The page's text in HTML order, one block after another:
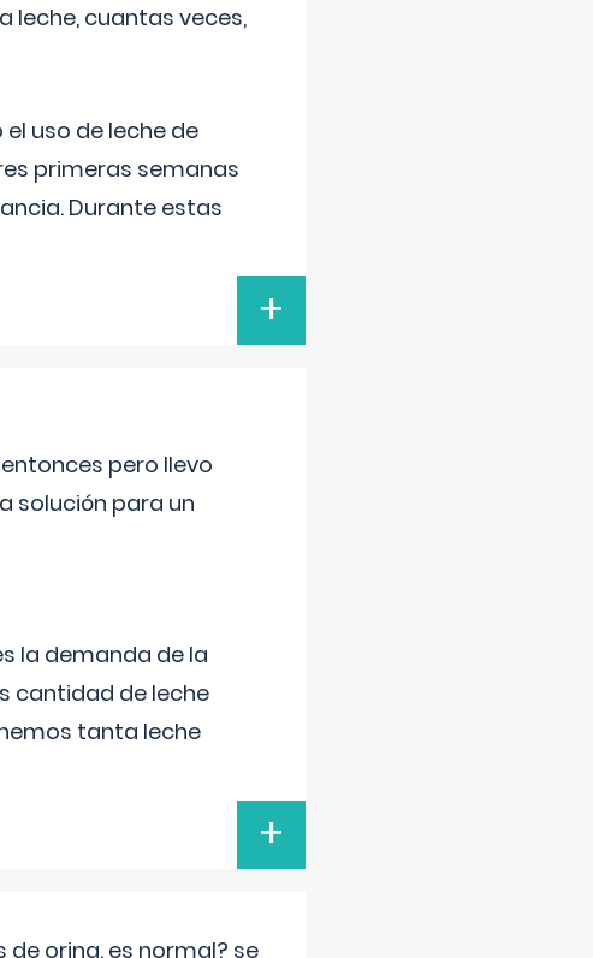
leche, cuantas veces,
uso de leche de
primeras semanas
Durante estas
+
pero llevo
solución para un
la demanda de la
cantidad de leche
tanta leche
+
de orina. es normal? se